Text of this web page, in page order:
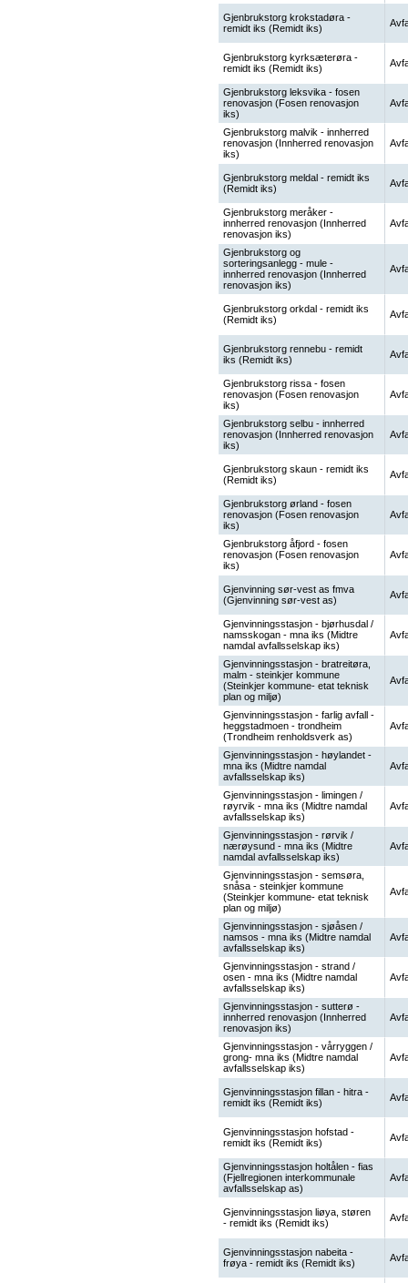
Gjenbrukstorg krokstadøra -
remidt iks (Remidt iks)
Gjenbrukstorg kyrksæterøra -
remidt iks (Remidt iks)
Gjenbrukstorg leksvika - fosen
renovasjon (Fosen renovasjon
iks)
Gjenbrukstorg malvik - innherred
renovasjon (Innherred renovasjon
iks)
Gjenbrukstorg meldal - remidt iks
(Remidt iks)
Gjenbrukstorg meråker -
innherred renovasjon (Innherred
renovasjon iks)
Gjenbrukstorg og
sorteringsanlegg - mule -
innherred renovasjon (Innherred
renovasjon iks)
Gjenbrukstorg orkdal - remidt iks
(Remidt iks)
Gjenbrukstorg rennebu - remidt
iks (Remidt iks)
Gjenbrukstorg rissa - fosen
renovasjon (Fosen renovasjon
iks)
Gjenbrukstorg selbu - innherred
renovasjon (Innherred renovasjon
iks)
Gjenbrukstorg skaun - remidt iks
(Remidt iks)
Gjenbrukstorg ørland - fosen
renovasjon (Fosen renovasjon
iks)
Gjenbrukstorg åfjord - fosen
renovasjon (Fosen renovasjon
iks)
Gjenvinning sør-vest as fmva
(Gjenvinning sør-vest as)
Gjenvinningsstasjon - bjørhusdal /
namsskogan - mna iks (Midtre
namdal avfallsselskap iks)
Gjenvinningsstasjon - bratreitøra,
malm - steinkjer kommune
(Steinkjer kommune- etat teknisk
plan og miljø)
Gjenvinningsstasjon - farlig avfall -
heggstadmoen - trondheim
(Trondheim renholdsverk as)
Gjenvinningsstasjon - høylandet -
mna iks (Midtre namdal
avfallsselskap iks)
Gjenvinningsstasjon - limingen /
røyrvik - mna iks (Midtre namdal
avfallsselskap iks)
Gjenvinningsstasjon - rørvik /
nærøysund - mna iks (Midtre
namdal avfallsselskap iks)
Gjenvinningsstasjon - semsøra,
snåsa - steinkjer kommune
(Steinkjer kommune- etat teknisk
plan og miljø)
Gjenvinningsstasjon - sjøåsen /
namsos - mna iks (Midtre namdal
avfallsselskap iks)
Gjenvinningsstasjon - strand /
osen - mna iks (Midtre namdal
avfallsselskap iks)
Gjenvinningsstasjon - sutterø -
innherred renovasjon (Innherred
renovasjon iks)
Gjenvinningsstasjon - vårryggen /
grong- mna iks (Midtre namdal
avfallsselskap iks)
Gjenvinningsstasjon fillan - hitra -
remidt iks (Remidt iks)
Gjenvinningsstasjon hofstad -
remidt iks (Remidt iks)
Gjenvinningsstasjon holtålen - fias
(Fjellregionen interkommunale
avfallsselskap as)
Gjenvinningsstasjon liøya, støren
- remidt iks (Remidt iks)
Gjenvinningsstasjon nabeita -
frøya - remidt iks (Remidt iks)